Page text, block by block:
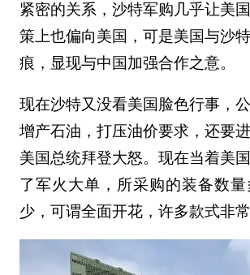
紧密的关系，沙特军购几乎让美
策上也偏向美国，可是美国与沙
痕，显现与中国加强合作之意。
现在沙特又没看美国脸色行事，
增产石油，打压油价要求，还要
美国总统拜登大怒。现在当着美
了军火大单，所采购的装备数
少，可谓全面开花，许多款式非常